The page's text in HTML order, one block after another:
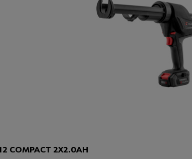
COMPACT 2X2.0AH